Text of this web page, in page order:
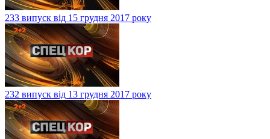
233 випуск від 15 грудня 2017 року
232 випуск від 13 грудня 2017 року